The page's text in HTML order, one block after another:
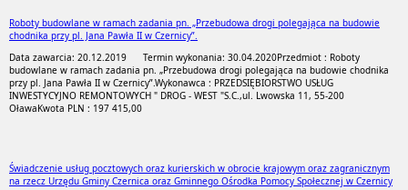
Roboty budowlane w ramach zadania pn. „Przebudowa drogi polegająca na budowie
chodnika przy pl. Jana Pawła II w Czernicy”.
Data zawarcia: 20.12.2019 Termin wykonania: 30.04.2020Przedmiot : Roboty
budowlane w ramach zadania pn. „Przebudowa drogi polegająca na budowie chodnika
przy pl. Jana Pawła II w Czernicy”.Wykonawca : PRZEDSIĘBIORSTWO USŁUG
INWESTYCYJNO REMONTOWYCH " DROG - WEST "S.C.,ul. Lwowska 11, 55-200
OławaKwota PLN : 197 415,00
Świadczenie usług pocztowych oraz kurierskich w obrocie krajowym oraz zagranicznym
na rzecz Urzędu Gminy Czernica oraz Gminnego Ośrodka Pomocy Społecznej w Czernicy